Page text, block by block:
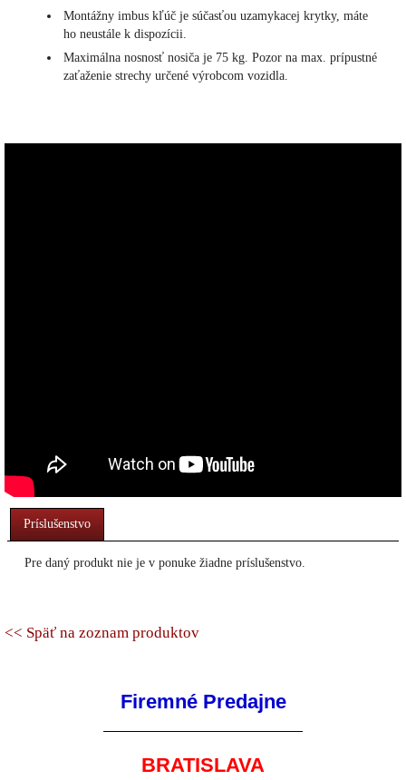
Montážny imbus kľúč je súčasťou uzamykacej krytky, máte
ho neustále k dispozícii.
Maximálna nosnosť nosiča je 75 kg. Pozor na max. prípustné
zaťaženie strechy určené výrobcom vozidla.
Príslušenstvo
Pre daný produkt nie je v ponuke žiadne príslušenstvo.
<< Späť na zoznam produktov
Firemné Predajne
BRATISLAVA